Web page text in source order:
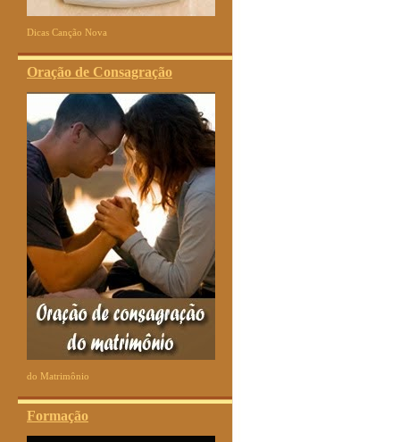
Dicas Canção Nova
Oração de Consagração
do Matrimônio
Formação